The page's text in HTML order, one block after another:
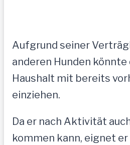
Aufgrund seiner
anderen Hunden könnte
Haushalt mit bereits
einziehen.
Da er nach Aktivität
kommen kann, eignet